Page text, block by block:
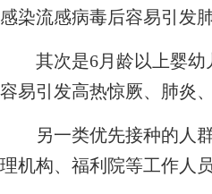
感染流感病毒后容易引发
其次是6月龄以上婴幼
容易引发高热惊厥、肺炎
另一类优先接种的人群
理机构、福利院等工作人